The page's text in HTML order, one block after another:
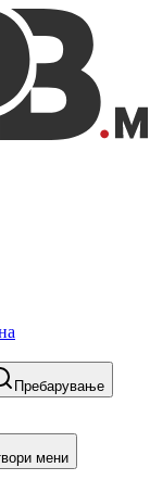
Пребарување
мени